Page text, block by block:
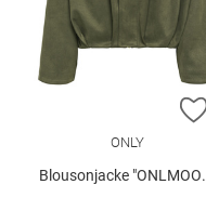
ONLY
Blousonjacke "ONLMOON-STINA"